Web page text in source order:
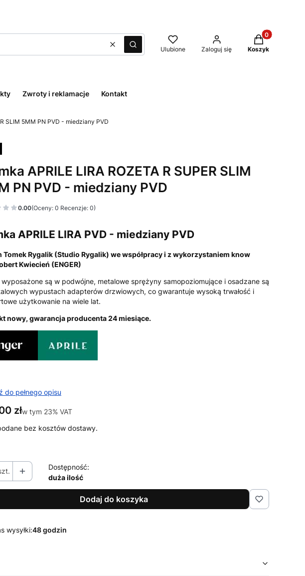
WyczyśćSzukaj Ulubione Zaloguj się
Produkty w
Koszyk
Zwroty i reklamacje Kontakt
SLIM 5MM PN PVD - miedziany PVD
APRILE LIRA ROZETA R SUPER SLIM
PN PVD - miedziany PVD
0.00(Oceny: 0 Recenzje: 0)
APRILE LIRA PVD - miedziany PVD
Tomek Rygalik (Studio Rygalik) we współpracy i z wykorzystaniem know
Kwiecień (ENGER)
wyposażone są w podwójne, metalowe sprężyny samopoziomujące i osadzane są
wypustach adapterów drzwiowych, co gwarantuje wysoką trwałość i
użytkowanie na wiele lat.
nowy, gwarancja producenta 24 miesiące.
do pełnego opisu
złw tym 23% VAT
w tym 23% VAT
bez kosztów dostawy.
Dostępność:
duża ilość
Dodaj do koszyka
wysyłki:48 godzin